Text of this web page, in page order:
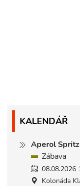
KALENDÁŘ
Aperol
Zábava
08.08.2026
Kolonáda